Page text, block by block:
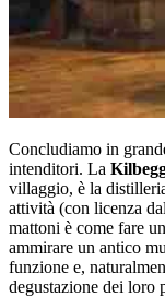
Concludiamo in
intenditori. La
villaggio, è la
attività (con licenza
mattoni è come fare
ammirare un antico
funzione e,
degustazione dei loro